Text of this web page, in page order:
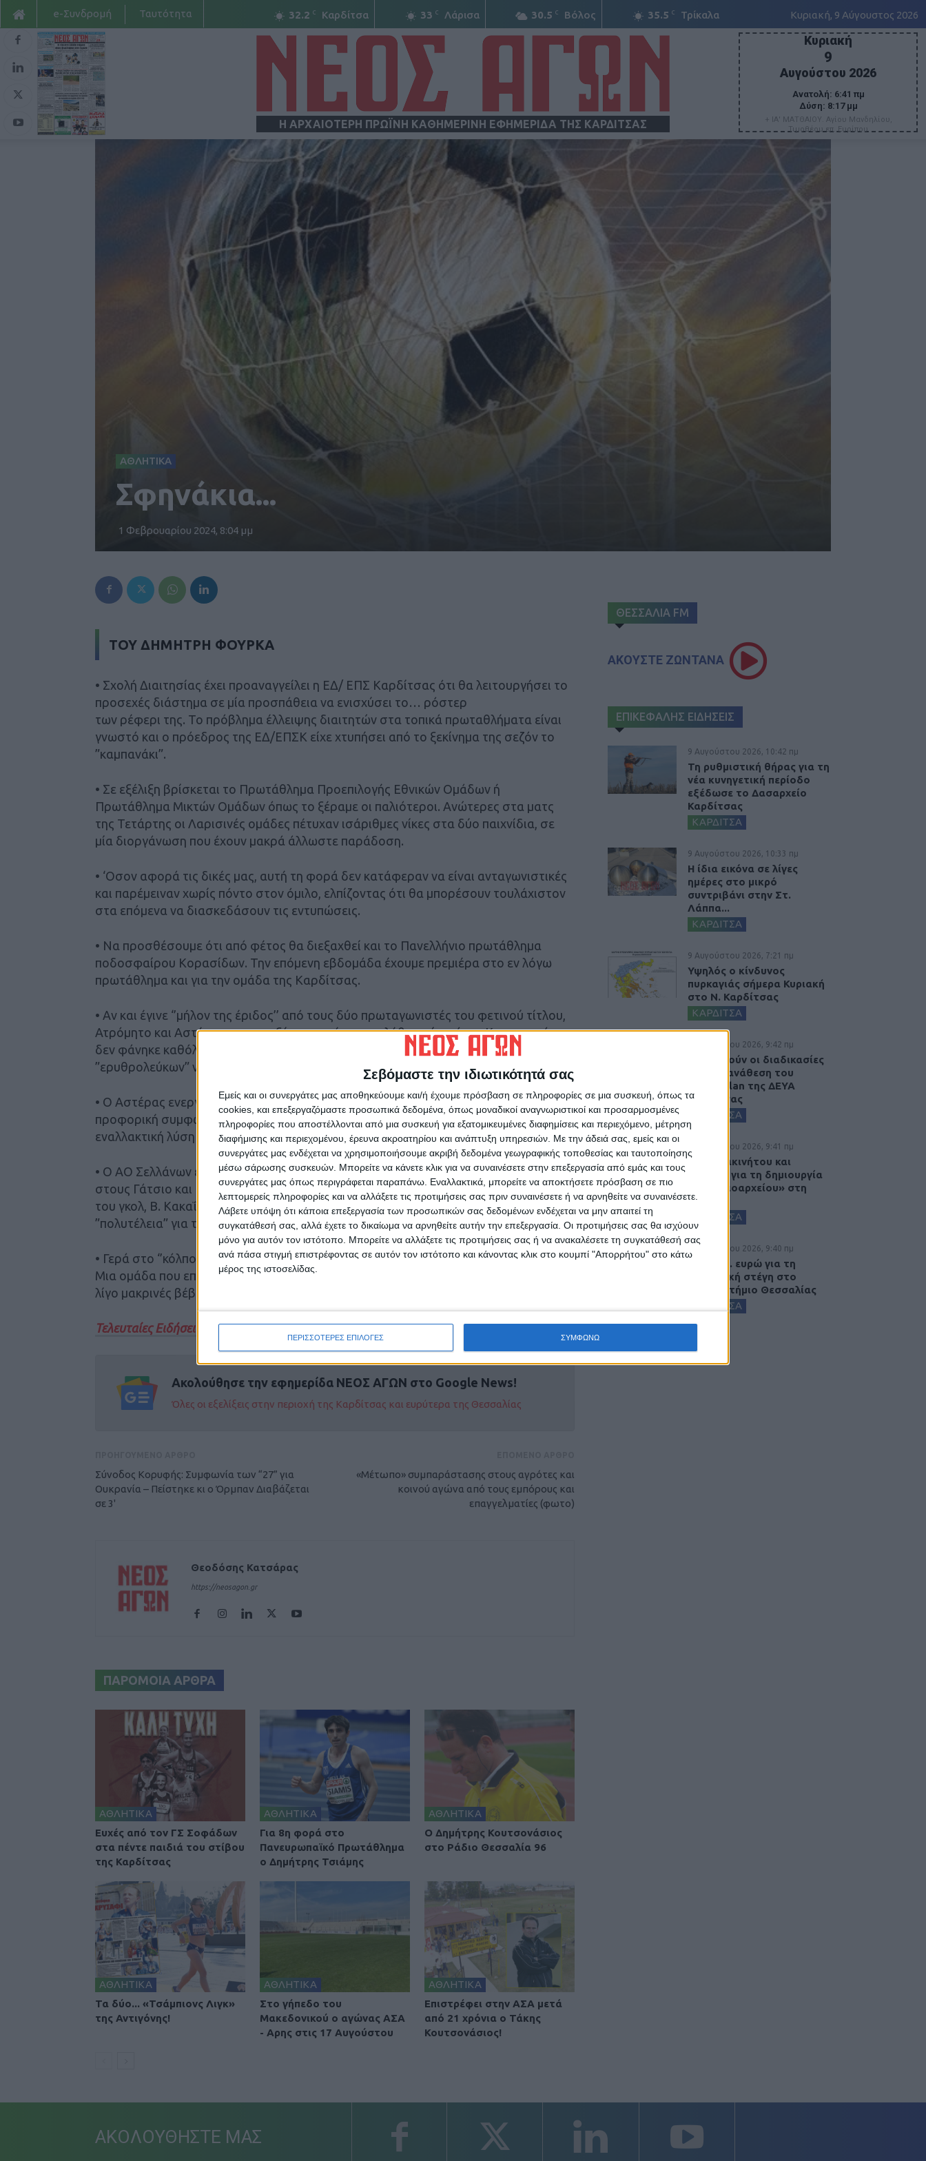
Σεβόμαστε την ιδιωτικότητά σας
Εμείς και οι συνεργάτες μας αποθηκεύουμε και/ή έχουμε πρόσβαση σε πληροφορίες σε μια συσκευή, όπως τα
cookies, και επεξεργαζόμαστε προσωπικά δεδομένα, όπως μοναδικοί αναγνωριστικοί και προσαρμοσμένες
πληροφορίες που αποστέλλονται από μια συσκευή για εξατομικευμένες διαφημίσεις και περιεχόμενο, μέτρηση
διαφήμισης και περιεχομένου, έρευνα ακροατηρίου και ανάπτυξη υπηρεσιών. Με την άδειά σας, εμείς και οι
συνεργάτες μας ενδέχεται να χρησιμοποιήσουμε ακριβή δεδομένα γεωγραφικής τοποθεσίας και ταυτοποίησης
μέσω σάρωσης συσκευών. Μπορείτε να κάνετε κλικ για να συναινέσετε στην επεξεργασία από εμάς και τους
συνεργάτες μας όπως περιγράφεται παραπάνω. Εναλλακτικά, μπορείτε να αποκτήσετε πρόσβαση σε πιο
λεπτομερείς πληροφορίες και να αλλάξετε τις προτιμήσεις σας πριν συναινέσετε ή να αρνηθείτε να συναινέσετε.
Λάβετε υπόψη ότι κάποια επεξεργασία των προσωπικών σας δεδομένων ενδέχεται να μην απαιτεί τη
συγκατάθεσή σας, αλλά έχετε το δικαίωμα να αρνηθείτε αυτήν την επεξεργασία. Οι προτιμήσεις σας θα ισχύουν
μόνο για αυτόν τον ιστότοπο. Μπορείτε να αλλάξετε τις προτιμήσεις σας ή να ανακαλέσετε τη συγκατάθεσή σας
ανά πάσα στιγμή επιστρέφοντας σε αυτόν τον ιστότοπο και κάνοντας κλικ στο κουμπί "Απορρήτου" στο κάτω
μέρος της ιστοσελίδας.
ΠΕΡΙΣΣΟΤΕΡΕΣ ΕΠΙΛΟΓΕΣ ΣΥΜΦΩΝΩ
32.2 C Καρδίτσα 33 C Λάρισα 30.5 C Βόλος 35.5 C Τρίκαλα Κυριακή, 9 Αύγουστος 2026
e-Συνδρομή Ταυτότητα
Η ΑΡΧΑΙΟΤΕΡΗ ΠΡΩΪΝΗ ΚΑΘΗΜΕΡΙΝΗ ΕΦΗΜΕΡΙΔΑ ΤΗΣ ΚΑΡΔΙΤΣΑΣ
ΝΕΟΣ
Κυριακή
9
Αυγούστου 2026
Ανατολή: 6:41 πμ
Δύση: 8:17 μμ
+ ΙΑ' ΜΑΤΘΑΙΟΥ. Αγίου Μανδηλίου,
Τιμοθέου επ. Ευρίπου
ΑΘΛΗΤΙΚΑ
Σφηνάκια...
1 Φεβρουαρίου 2024, 8:04 μμ
ΤΟΥ ΔΗΜΗΤΡΗ ΦΟΥΡΚΑ
• Σχολή Διαιτησίας έχει προαναγγείλει η ΕΔ/ ΕΠΣ Καρδίτσας ότι θα λειτουργήσει το
προσεχές διάστημα σε μία προσπάθεια να ενισχύσει το… ρόστερ
των ρέφερι της. Το πρόβλημα έλλειψης διαιτητών στα τοπικά πρωταθλήματα είναι
γνωστό και ο πρόεδρος της ΕΔ/ΕΠΣΚ είχε χτυπήσει από το ξεκίνημα της σεζόν το
”καμπανάκι”.
• Σε εξέλιξη βρίσκεται το Πρωτάθλημα Προεπιλογής Εθνικών Ομάδων ή
Πρωτάθλημα Μικτών Ομάδων όπως το ξέραμε οι παλιότεροι. Ανώτερες στα ματς
της Τετάρτης οι Λαρισινές ομάδες πέτυχαν ισάριθμες νίκες στα δύο παιχνίδια, σε
μία διοργάνωση που έχουν μακρά άλλωστε παράδοση.
• ‘Οσον αφορά τις δικές μας, αυτή τη φορά δεν κατάφεραν να είναι ανταγωνιστικές
και παρέμειναν χωρίς πόντο στον όμιλο, ελπίζοντας ότι θα μπορέσουν τουλάχιστον
στα επόμενα να διασκεδάσουν τις εντυπώσεις.
• Να προσθέσουμε ότι από φέτος θα διεξαχθεί και το Πανελλήνιο πρωτάθλημα
ποδοσφαίρου Κορασίδων. Την επόμενη εβδομάδα έχουμε πρεμιέρα στο εν λόγω
πρωτάθλημα και για την ομάδα της Καρδίτσας.
• Αν και έγινε ‘’μήλον της έριδος’’ από τους δύο πρωταγωνιστές του φετινού τίτλου,
Ατρόμητο και Αστέρα, στο μεταξύ τους ντέρμπι η αλήθεια είναι ότι ο Κουσκουνάς
δεν φάνηκε καθόλου στο ματς. ‘Αλλωστε ήταν ρητή η εντολή από τον πάγκο των
”ερυθρολεύκων” να μην χαθεί ούτε λεπτό από τα μάτια των αμυντικών…
• Ο Αστέρας ενεργοποίησε στις …καθυστερήσεις της μεταγραφικής περιόδου την
προφορική συμφωνία με τον Χρήστο Οικονόμου, καθώς ήθελε μία ακόμη
εναλλακτική λύση στους στόπερς, με έναν έμπειρο και εγνωσμένης αξίας παίκτη.
• Ο ΑΟ Σελλάνων ενισχύθηκε τις τελευταίες ημέρες των μεταγραφών και δίπλα
στους Γάτσιο και Π. Αδάμο προστέθηκαν άλλοι δύο παίκτες εμπειρίας και αίσθησης
του γκολ, Β. Κακαΐτσας και Σ. Κόκκινος. Αν μη τι άλλο μία τετράδα ”φωτιά” ,
”πολυτέλεια” για την κατηγορία.
• Γερά στο ‘’κόλπο’’ της δεύτερης θέσης στον Γ2 όμιλο μπήκε και ο Προδρομιακός.
Μια ομάδα που επί σειρά ετών αγωνίζονταν στην Α’ και μάλιστα σε κάποιες εποχές,
λίγο μακρινές βέβαια, ήταν πρωταγωνιστής και στην Α’ Ερασιτεχνική.
Τελευταίες Ειδήσεις Σήμερα
Ακολούθησε την εφημερίδα ΝΕΟΣ ΑΓΩΝ στο Google News!
Όλες οι εξελίξεις στην περιοχή της Καρδίτσας και ευρύτερα της Θεσσαλίας
Σύνοδος Κορυφής: Συμφωνία των “27” για
Ουκρανία – Πείστηκε κι ο Όρμπαν Διαβάζεται
σε 3'
«Μέτωπο» συμπαράστασης στους αγρότες και
κοινού αγώνα από τους εμπόρους και
επαγγελματίες (φωτο)
Θεοδόσης Κατσάρας
https://neosagon.gr
ΠΑΡΟΜΟΙΑ ΑΡΘΡΑ
ΑΘΛΗΤΙΚΑ
Ευχές από τον ΓΣ Σοφάδων
στα πέντε παιδιά του στίβου
της Καρδίτσας
ΑΘΛΗΤΙΚΑ
Για 8η φορά στο
Πανευρωπαϊκό Πρωτάθλημα
ο Δημήτρης Τσιάμης
ΑΘΛΗΤΙΚΑ
Ο Δημήτρης Κουτσονάσιος
στο Ράδιο Θεσσαλία 96
ΑΘΛΗΤΙΚΑ
Τα δύο... «Τσάμπιονς Λιγκ»
της Αντιγόνης!
ΑΘΛΗΤΙΚΑ
Στο γήπεδο του
Μακεδονικού ο αγώνας ΑΣΑ
- Αρης στις 17 Αυγούστου
ΑΘΛΗΤΙΚΑ
Επιστρέφει στην ΑΣΑ μετά
από 21 χρόνια ο Τάκης
Κουτσονάσιος!
ΘΕΣΣΑΛΙΑ FM
ΑΚΟΥΣΤΕ ΖΩΝΤΑΝΑ
ΕΠΙΚΕΦΑΛΗΣ ΕΙΔΗΣΕΙΣ
9 Αυγούστου 2026, 10:42 πμ
Τη ρυθμιστική θήρας για τη
νέα κυνηγετική περίοδο
εξέδωσε το Δασαρχείο
Καρδίτσας
ΚΑΡΔΙΤΣΑ
9 Αυγούστου 2026, 10:33 πμ
Η ίδια εικόνα σε λίγες
ημέρες στο μικρό
συντριβάνι στην Στ.
Λάππα...
ΚΑΡΔΙΤΣΑ
9 Αυγούστου 2026, 7:21 πμ
Υψηλός ο κίνδυνος
πυρκαγιάς σήμερα Κυριακή
στο Ν. Καρδίτσας
ΚΑΡΔΙΤΣΑ
8 Αυγούστου 2026, 9:42 πμ
Προχωρούν οι διαδικασίες
για την ανάθεση του
masterplan της ΔΕΥΑ
Καρδίτσας
ΚΑΡΔΙΤΣΑ
8 Αυγούστου 2026, 9:41 πμ
Δωρεά ακινήτου και
μελέτης για τη δημιουργία
«Κειμηλιοαρχείου» στη
Ρεντίνα
ΚΑΡΔΙΤΣΑ
8 Αυγούστου 2026, 9:40 πμ
2,3 εκατ. ευρώ για τη
φοιτητική στέγη στο
Πανεπιστήμιο Θεσσαλίας
ΚΑΡΔΙΤΣΑ
ΑΚΟΛΟΥΘΗΣΤΕ ΜΑΣ